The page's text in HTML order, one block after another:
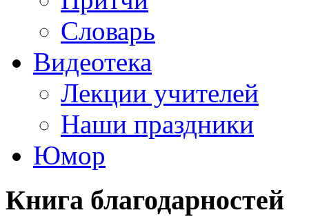
Словарь
Видеотека
Лекции учителей
Наши праздники
Юмор
Книга благодарностей